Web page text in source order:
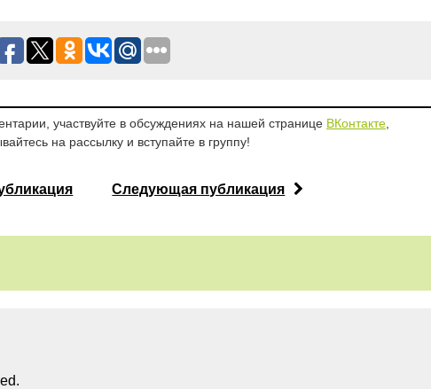
участвуйте в обсуждениях на нашей странице ВКонтакте
на рассылку и вступайте в группу!
Следующая публикация